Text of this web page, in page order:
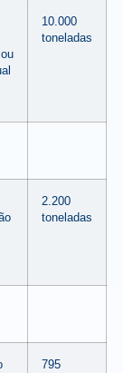
10.000
toneladas
2.200
toneladas
795